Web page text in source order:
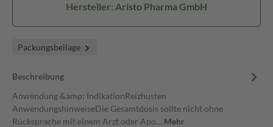
Hersteller: Aristo Pharma GmbH
Packungsbeilage
Beschreibung
Anwendung &amp; IndikationReizhusten
AnwendungshinweiseDie Gesamtdosis sollte nicht ohne
Rücksprache mit einem Arzt oder Apo… Mehr